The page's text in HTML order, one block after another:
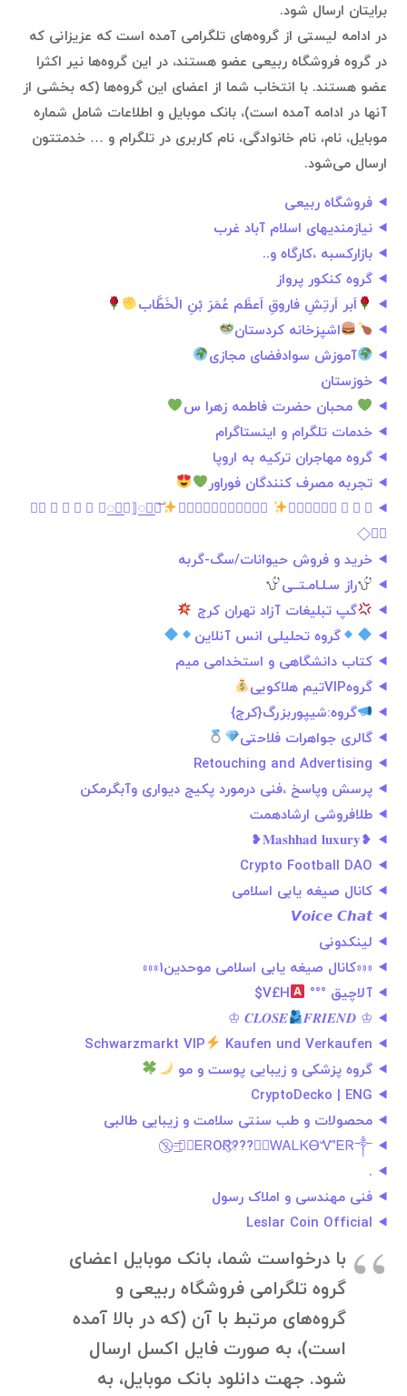
برایتان ارسال شود.
در ادامه لیستی از گروه‌های تلگرامی آمده است که عزیزانی که
در گروه فروشگاه ربیعی عضو هستند، در این گروه‌ها نیر اکثرا
عضو هستند. با انتخاب شما از اعضای این گروه‌ها (که بخشی از
آنها در ادامه آمده است)، بانک موبایل و اطلاعات شامل شماره
موبایل، نام، نام خانوادگی، نام کاربری در تلگرام و … خدمتتون
ارسال می‌شود.
فروشگاه ربیعی
نیازمندیهای اسلام آباد غرب
بازارکسبه ،کارگاه و..
گروه کنکور پرواز
اَبر اَرتِشِ فاروقِ اَعظَم عُمَرَ بْنِ الْخَطَّاب
اشپزخانه کردستان
آموزش سوادفضای مجازی
خوزستان
محبان حضرت فاطمه زهرا س
خدمات تلگرام و اینستاگرام
گروه مهاجران ترکیه به اروپا
تجربه مصرف کنندگان فوراور
⃟ ⃟ ⃟ ⃟ ⃟ ⟦꯭⚘꯭⟧꯭❥꯭͞
𝐍𝐚𝐛𝐳𝐞𝐄𝐡𝐬𝐚𝐬꯭
❥⟦꯭⚘꯭⟧ ⃟ ⃟ ⃟
⃟ ⃟
خرید و فروش حیوانات/سگ-گربه
راز سـلـامـتــی
گپ تبلیغات آزاد تهران کرج
گروه تحلیلی انس آنلاین
کتاب دانشگاهی و استخدامی میم
گروهVIPتیم هلاکویی
گروه:شیپوربزرگ{کرج}
گالری جواهرات فلاحتی
Retouching and Advertising
پرسش وپاسخ ،فنی درمورد پکیج دیواری وآبگرمکن
طلافروشی ارشادهمت
❥𝐌𝐚𝐬𝐡𝐡𝐚𝐝 𝐥𝐮𝐱𝐮𝐫𝐲❥
Crypto Football DAO
کانال صیغه یابی اسلامی
𝙑𝙤𝙞𝙘𝙚 𝘾𝙝𝙖𝙩
لینکدونی
«««کانال صیغه یابی اسلامی موحدین۱»»»
آلاچیق °°°
V£H$
♔ 𝑪𝑳𝑶𝑺𝑬
𝑭𝑹𝑰𝑬𝑵𝑫 ♔
Schwarzmarkt VIP
Kaufen und Verkaufen
گروه پزشکی و زیبایی پوست و مو
CryptoDecko | ENG
محصولات و طب سنتی سلامت و زیبایی طالبی
༒⃟ᎬᏒOᏒ⃟???༒⃤ᎳᎪᏞᏦᎾᏉᎬᏒ༒⏤͟͟͞͞?⃠
.
فنی مهندسی و املاک رسول
Leslar Coin Official
با درخواست شما، بانک موبایل اعضای
گروه تلگرامی فروشگاه ربیعی و
گروه‌های مرتبط با آن (که در بالا آمده
است)، به صورت فایل اکسل ارسال
شود. جهت دانلود بانک موبایل، به